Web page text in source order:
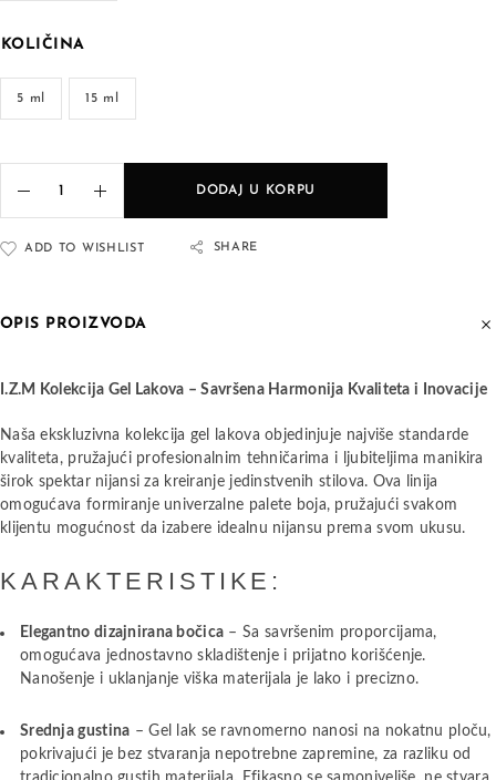
KOLIČINA
5 ml 15 ml
DODAJ U KORPU
ADD TO WISHLIST SHARE
OPIS PROIZVODA
I.Z.M Kolekcija Gel Lakova – Savršena Harmonija Kvaliteta i Inovacije
Naša ekskluzivna kolekcija gel lakova objedinjuje najviše standarde
kvaliteta, pružajući profesionalnim tehničarima i ljubiteljima manikira
širok spektar nijansi za kreiranje jedinstvenih stilova. Ova linija
omogućava formiranje univerzalne palete boja, pružajući svakom
klijentu mogućnost da izabere idealnu nijansu prema svom ukusu.
KARAKTERISTIKE:
Elegantno dizajnirana bočica – Sa savršenim proporcijama,
omogućava jednostavno skladištenje i prijatno korišćenje.
Nanošenje i uklanjanje viška materijala je lako i precizno.
Srednja gustina – Gel lak se ravnomerno nanosi na nokatnu ploču,
pokrivajući je bez stvaranja nepotrebne zapremine, za razliku od